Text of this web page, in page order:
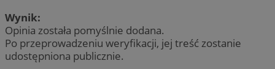
Wynik:
Opinia została pomyślnie dodana.
Po przeprowadzeniu weryfikacji, jej treść zostanie
udostępniona publicznie.